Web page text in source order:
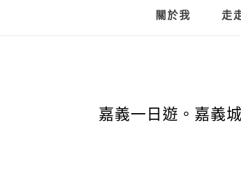
關於我 走
嘉義一日遊。嘉義